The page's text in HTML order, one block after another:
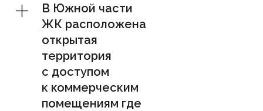
В Южной части
ЖК расположена
открытая
территория
с доступом
к коммерческим
помещениям где